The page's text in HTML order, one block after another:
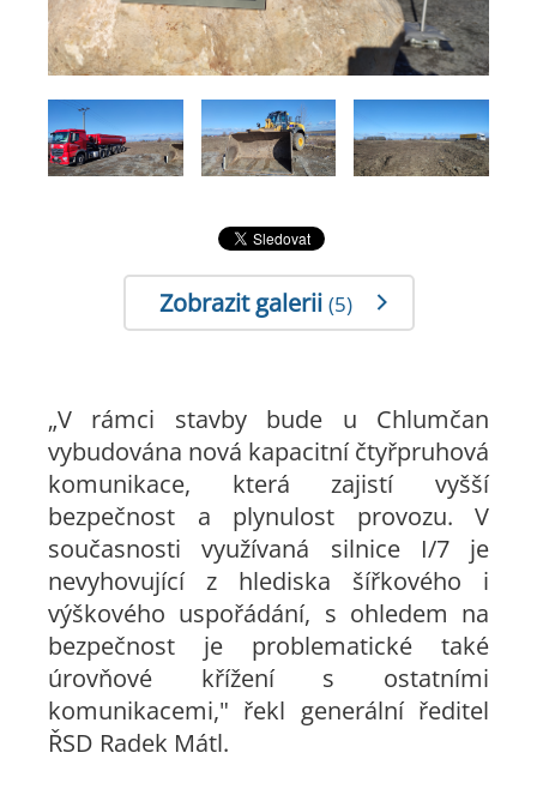
Zobrazit galerii (5)
„V rámci stavby bude u Chlumčan
vybudována nová kapacitní čtyřpruhová
komunikace, která zajistí vyšší
bezpečnost a plynulost provozu. V
současnosti využívaná silnice I/7 je
nevyhovující z hlediska šířkového i
výškového uspořádání, s ohledem na
bezpečnost je problematické také
úrovňové křížení s ostatními
komunikacemi," řekl generální ředitel
ŘSD Radek Mátl.